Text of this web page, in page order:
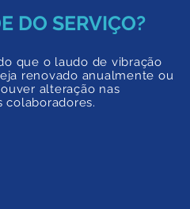
DO SERVIÇO?
que o laudo de vibração
renovado anualmente ou
alteração nas
colaboradores.